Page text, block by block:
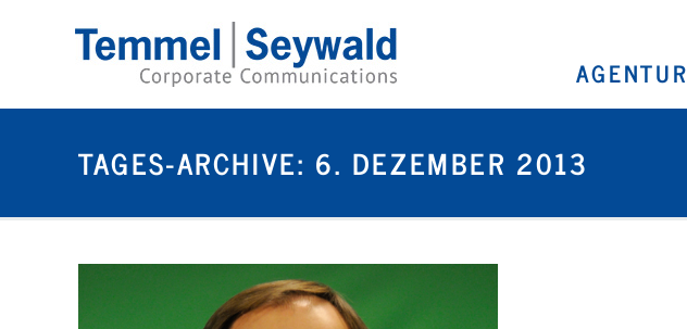
AGENTUR
TAGES-ARCHIVE: 6. DEZEMBER 2013